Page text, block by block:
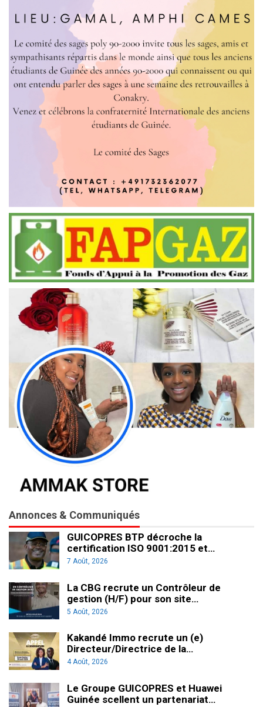
Annonces & Communiqués
GUICOPRES BTP décroche la
certification ISO 9001:2015 et…
7 Août, 2026
La CBG recrute un Contrôleur de
gestion (H/F) pour son site…
5 Août, 2026
Kakandé Immo recrute un (e)
Directeur/Directrice de la…
4 Août, 2026
Le Groupe GUICOPRES et Huawei
Guinée scellent un partenariat…